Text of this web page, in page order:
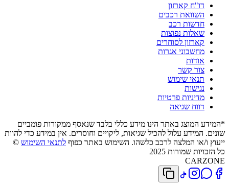
דו"ח קארזון
השוואת רכבים
חדשות רכב
שאלות נפוצות
קארזון לסוחרים
מחשבוני אגרות
אודות
צור קשר
תנאי שימוש
נגישות
מדיניות פרטיות
דווח שגיאה
*המידע המוצג באתר הינו מידע כללי בלבד שנאסף ממקורות פומביים
שונים. המידע עלול להכיל שגיאות, ליקויים וחוסרים. אין במידע כדי להוות
ייעוץ ו/או המלצה לרכב כלשהו. השימוש באתר כפוף לתנאי השימוש ©
כל הזכויות שמורות 2025
CARZONE